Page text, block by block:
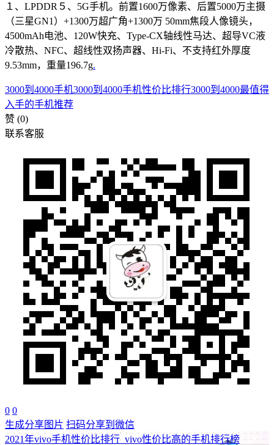
１、LPDDR５、5G手机。前置1600万像素、后置5000万主摄
（三星GN1）+1300万超广角+1300万 50mm焦段人像镜头，
4500mAh电池、120W快充、Type-CX轴线性马达、超导VC液
冷散热、NFC、超线性双扬声器、Hi-Fi、不支持红外厚度
9.53mm，重量196.7g.
3000到4000手机3000到4000手机性价比排行3000到4000最值得
入手的手机推荐
赞 (0)
联系客服
0 0
生成分享图片 扫码分享到微信
2021年vivo手机性价比排行_vivo性价比高的手机排行榜